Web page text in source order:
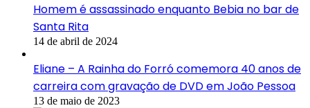
Homem é assassinado enquanto Bebia no bar de
Santa Rita
14 de abril de 2024
Eliane – A Rainha do Forró comemora 40 anos de
carreira com gravação de DVD em João Pessoa
13 de maio de 2023